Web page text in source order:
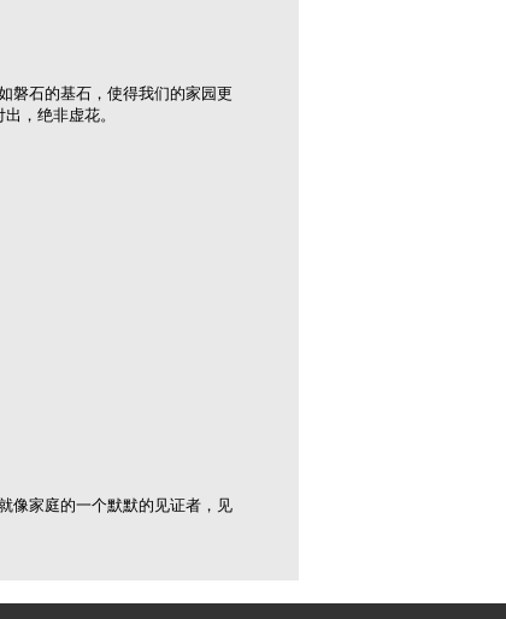
磐石的基石，使得我们的家园更
，绝非虚花。
像家庭的一个默默的见证者，见